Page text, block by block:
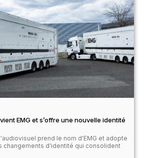
EMG et s’offre une nouvelle identité
prend le nom d'EMG et adopte
changements d'identité qui consolident